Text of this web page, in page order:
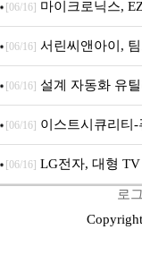
[06/16] 마이크로닉스,
시
[06/16] 서린씨앤아이,
5600MHz 16GB 출시
[06/16] 설계 자동화 유
무상 배포
[06/16] 이스트시큐리티
세대 AI 보안 플랫폼
[06/16] LG전자, 대형
로